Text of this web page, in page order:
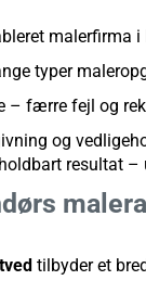
malerfirma
typer
– færre fejl og
og
resultat
tilbyder et